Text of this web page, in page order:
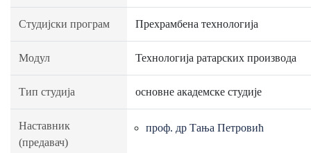
Студијски програм Прехрамбена технологија
Модул Технологија ратарских производа
Тип студија основне академске студије
Наставник
(предавач)
проф. др Тања Петровић